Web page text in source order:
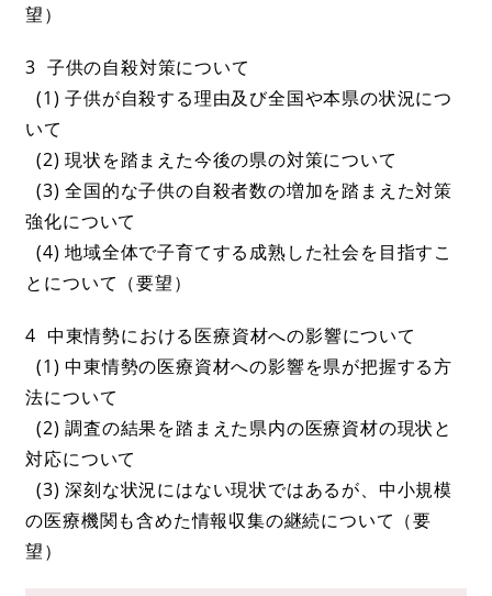
望）
3 子供の自殺対策について
(1) 子供が自殺する理由及び全国や本県の状況につ
いて
(2) 現状を踏まえた今後の県の対策について
(3) 全国的な子供の自殺者数の増加を踏まえた対策
強化について
(4) 地域全体で子育てする成熟した社会を目指すこ
とについて（要望）
4 中東情勢における医療資材への影響について
(1) 中東情勢の医療資材への影響を県が把握する方
法について
(2) 調査の結果を踏まえた県内の医療資材の現状と
対応について
(3) 深刻な状況にはない現状ではあるが、中小規模
の医療機関も含めた情報収集の継続について（要
望）